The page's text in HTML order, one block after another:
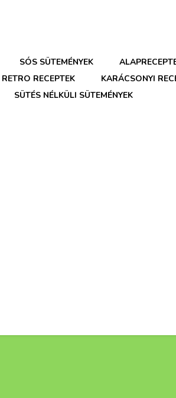
SÓS SÜTEMÉNYEK
RETRO RECEPTEK
KARÁCSONYI
SÜTÉS NÉLKÜLI SÜTEMÉNYEK